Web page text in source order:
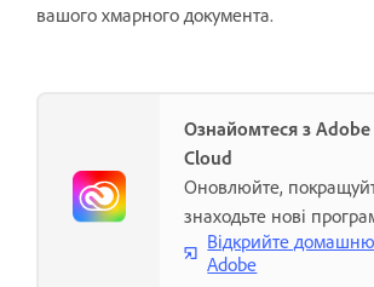
вашого хмарного документа.
Ознайомтеся з
Cloud
Оновлюйте,
знаходьте нові
Відкрийте домашню
Adobe